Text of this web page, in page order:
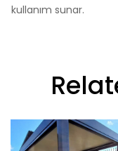
kullanım sunar.